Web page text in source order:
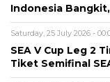
Indonesia
Saturday, 25 July 2026 -
SEA V Cup Leg 2
Tiket Semifinal